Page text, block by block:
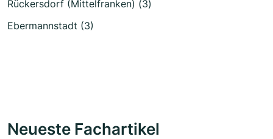
Rückersdorf (Mittelfranken) (3)
Ebermannstadt (3)
Neueste Fachartikel